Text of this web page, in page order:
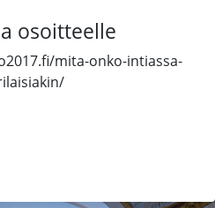
osoitteelle
mita-onko-intiassa-